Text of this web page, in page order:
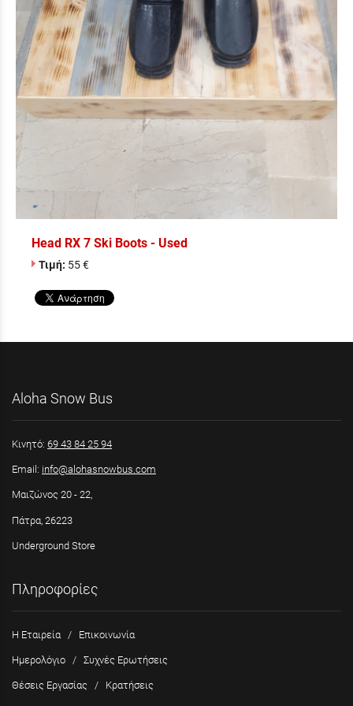
Head RX 7 Ski Boots - Used
Τιμή: 55 €
Aloha Snow Bus
Κινητό: 69 43 84 25 94
Email: info@alohasnowbus.com
Μαιζώνος 20 - 22,
Πάτρα, 26223
Underground Store
Πληροφορίες
Η Εταιρεία / Επικοινωνία
Ημερολόγιο / Συχνές Ερωτήσεις
Θέσεις Εργασίας / Κρατήσεις